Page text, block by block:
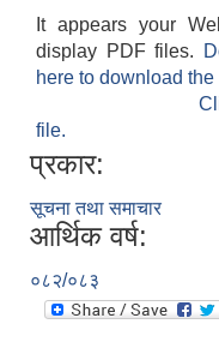
It appears your
display PDF files.
here to download
file.
प्रकार:
सूचना तथा समाचार
आर्थिक वर्ष:
०८२/०८३